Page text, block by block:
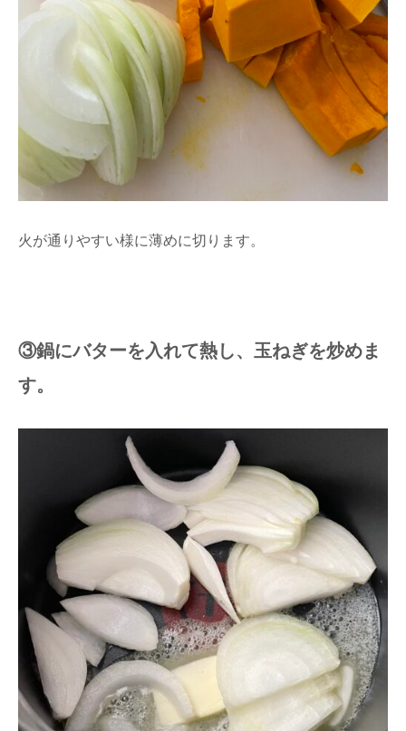
火が通りやすい様に薄めに切ります。
③鍋にバターを入れて熱し、玉ねぎを炒めま
す。